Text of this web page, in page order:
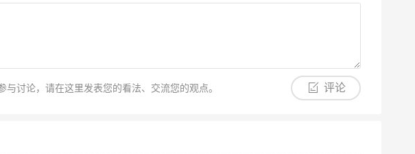
评论
与讨论，请在这里发表您的看法、交流您的观点。